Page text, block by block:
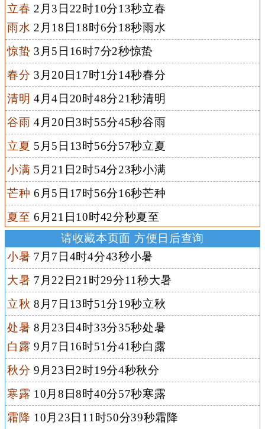
立春 2月3日22时10分13秒立春
雨水 2月18日18时6分18秒雨水
惊蛰 3月5日16时7分2秒惊蛰
春分 3月20日17时1分14秒春分
清明 4月4日20时48分21秒清明
谷雨 4月20日3时55分45秒谷雨
立夏 5月5日13时56分57秒立夏
小满 5月21日2时54分23秒小满
芒种 6月5日17时56分16秒芒种
夏至 6月21日10时42分秒夏至
请收藏本页面 方便日后查询
小暑 7月7日4时4分43秒小暑
大暑 7月22日21时29分11秒大暑
立秋 8月7日13时51分19秒立秋
处暑 8月23日4时33分35秒处暑
白露 9月7日16时51分41秒白露
秋分 9月23日2时19分4秒秋分
寒露 10月8日8时40分57秒寒露
霜降 10月23日11时50分39秒霜降